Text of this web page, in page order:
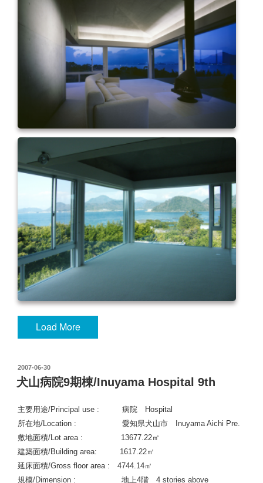
Load More
投
稿
日:
2007-06-30
犬山病院9期棟/Inuyama Hospital 9th
主要用途/Principal use : 病院 Hospital
所在地/Location : 愛知県犬山市
Inuyama Aichi Pre.
敷地面積/Lot area : 13677.22㎡
建築面積/Building area: 1617.22㎡
延床面積/Gross floor area : 4744.14㎡
規模/Dimension : 地上4階 4 stories above